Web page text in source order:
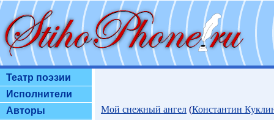
Театр поэзии
Исполнители
Авторы
Мой снежный ангел (Константин